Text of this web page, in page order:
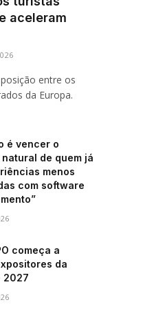
aceleram
entre os
da Europa.
é vencer o
de quem já
menos
com software
começa a
da
2027